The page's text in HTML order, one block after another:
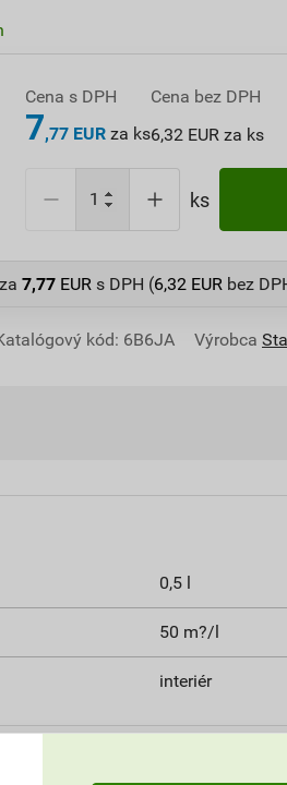
Cena s DPH
7,77 EUR za ks
Cena bez DPH
6,32 EUR za ks
ks
za 7,77 EUR s DPH (6,32 EUR bez
kód: 6B6JA Výrobca
0,5 l
50 m?/l
interiér